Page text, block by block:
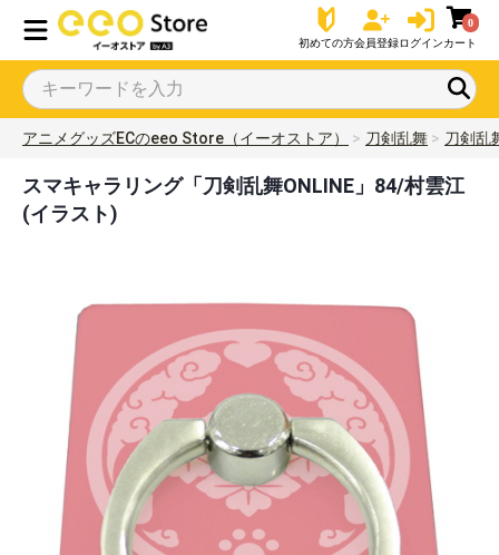
初めての方会員登録ログイン
0
カート
アニメグッズECのeeo Store（イーオストア） 刀剣乱舞 刀剣乱
スマキャラリング「刀剣乱舞ONLINE」84/村雲江
(イラスト)